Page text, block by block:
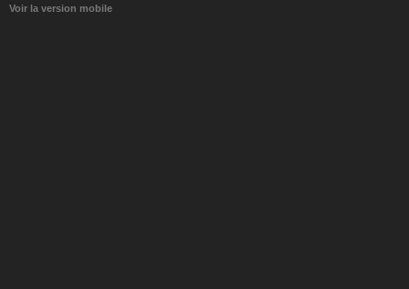
Voir la version mobile